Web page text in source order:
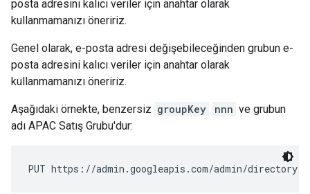
posta adresini kalıcı veriler için anahtar olarak
kullanmamanızı öneririz.
Genel olarak, e-posta adresi değişebileceğinden grubun e-
posta adresini kalıcı veriler için anahtar olarak
kullanmamanızı öneririz.
Aşağıdaki örnekte, benzersiz groupKey nnn ve grubun
adı APAC Satış Grubu'dur: